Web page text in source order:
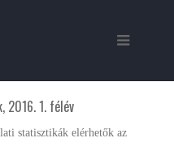
2016. 1. félév
statisztikák elérhetők az